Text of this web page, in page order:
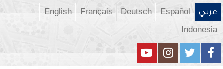
عربي Español
Deutsch
Français
English
Indonesia